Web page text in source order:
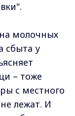
молочных
сбыта у
– тоже
с местного
лежат. И